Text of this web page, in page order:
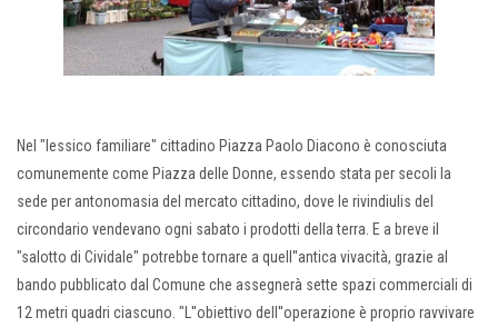
Nel "lessico familiare" cittadino Piazza Paolo Diacono è conosciuta
comunemente come Piazza delle Donne, essendo stata per secoli la
sede per antonomasia del mercato cittadino, dove le rivindiulis del
circondario vendevano ogni sabato i prodotti della terra. E a breve il
"salotto di Cividale" potrebbe tornare a quell''antica vivacità, grazie al
bando pubblicato dal Comune che assegnerà sette spazi commerciali di
12 metri quadri ciascuno. "L''obiettivo dell''operazione è proprio ravvivare